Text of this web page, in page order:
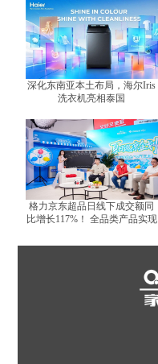
深化东南亚本土布局，海尔Iris
洗衣机亮相泰国
格力京东超品日线下成交额同
比增长117%！ 全品类产品实现